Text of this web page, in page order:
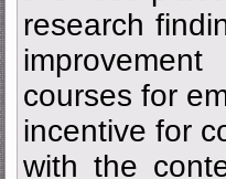
research
courses for
incentive for
with the